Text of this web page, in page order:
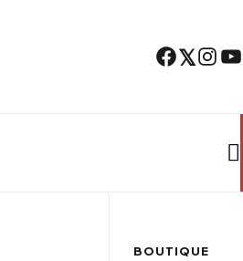
Facebook Twitter Instagram YouTube
BOUTIQUE